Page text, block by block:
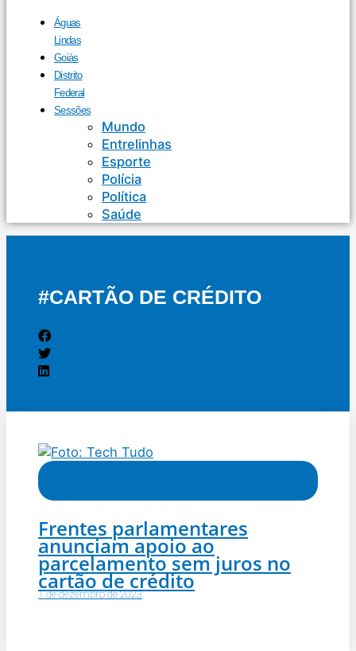
Águas
Lindas
Goiás
Distrito
Federal
Sessões
Mundo
Entrelinhas
Esporte
Polícia
Política
Saúde
#CARTÃO DE CRÉDITO
Frentes parlamentares
anunciam apoio ao
parcelamento sem juros no
cartão de crédito
1 de dezembro de 2023